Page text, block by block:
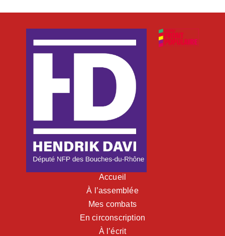
Accueil
À l’assemblée
Mes combats
En circonscription
À l’écrit